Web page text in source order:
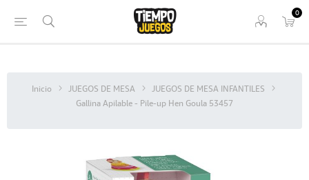
0
Inicio JUEGOS DE MESA
JUEGOS DE MESA INFANTILES
Gallina Apilable - Pile-up Hen Goula 53457